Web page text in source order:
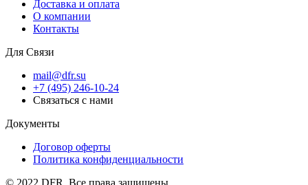
Доставка и оплата
О компании
Контакты
Для Связи
mail@dfr.su
+7 (495) 246-10-24
Связаться с нами
Документы
Договор оферты
Политика конфиденциальности
© 2022 DFR. Все права защищены.